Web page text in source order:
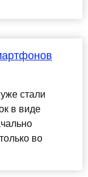
стали
в виде
во